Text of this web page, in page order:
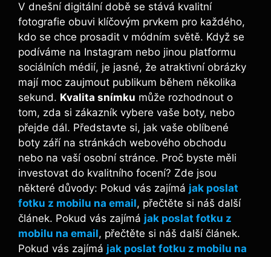
V dnešní digitální době se stává kvalitní
fotografie obuvi klíčovým prvkem pro každého,
kdo se chce prosadit v módním světě. Když se
podíváme na Instagram nebo jinou platformu
sociálních médií, je jasné, že atraktivní obrázky
mají moc zaujmout publikum během několika
sekund. Kvalita snímku může rozhodnout o
tom, zda si zákazník vybere vaše boty, nebo
přejde dál. Představte si, jak vaše oblíbené
boty září na stránkách webového obchodu
nebo na vaší osobní stránce. Proč byste měli
investovat do kvalitního focení? Zde jsou
některé důvody: Pokud vás zajímá jak poslat
fotku z mobilu na email, přečtěte si náš další
článek. Pokud vás zajímá jak poslat fotku z
mobilu na email, přečtěte si náš další článek.
Pokud vás zajímá jak poslat fotku z mobilu na